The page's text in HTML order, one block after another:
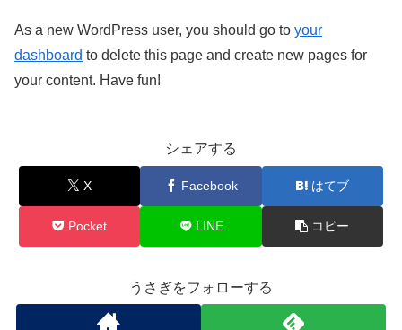
As a new WordPress user, you should go to your
dashboard to delete this page and create new pages for
your content. Have fun!
シェアする
X Facebook はてブ
Pocket LINE コピー
うさぎをフォローする